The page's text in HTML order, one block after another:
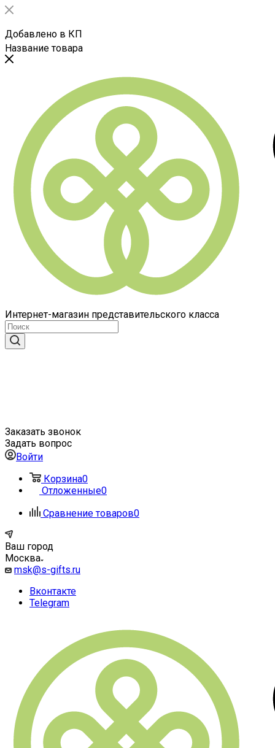
Добавлено в КП
Название товара
Интернет-магазин представительского класса
Заказать звонок
Задать вопрос
Войти
Корзина0
Отложенные0
Сравнение товаров0
Ваш город
Москва
msk@s-gifts.ru
Вконтакте
Telegram